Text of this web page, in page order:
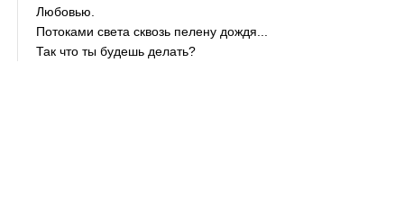
Любовью.
Потоками света сквозь пелену дождя...
Так что ты будешь делать?